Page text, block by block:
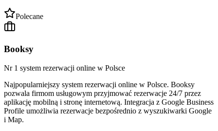
Polecane
Booksy
Nr 1 system rezerwacji online w Polsce
Najpopularniejszy system rezerwacji online w Polsce. Booksy
pozwala firmom usługowym przyjmować rezerwacje 24/7 przez
aplikację mobilną i stronę internetową. Integracja z Google Business
Profile umożliwia rezerwacje bezpośrednio z wyszukiwarki Google
i Map.